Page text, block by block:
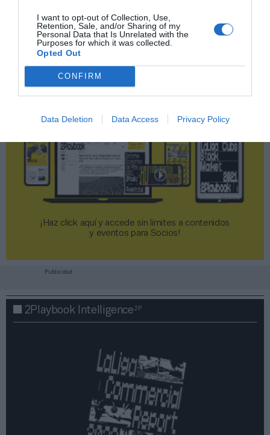
I want to opt-out of Collection, Use,
Retention, Sale, and/or Sharing of my
Personal Data that Is Unrelated with the
Purposes for which it was collected.
Opted Out
CONFIRM
Data Deletion Data Access Privacy Policy
2Playbook Club
¡Haz click aquí y accede sin límites a contenidos
y eventos para Socios!​​​​​​​
Publicidad
2Playbook Intelligence2P